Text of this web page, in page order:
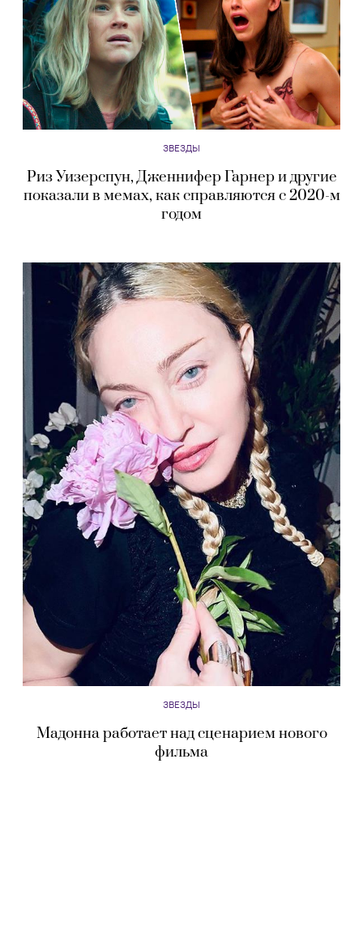
ЗВЕЗДЫ
Риз Уизерспун, Дженнифер Гарнер и другие
показали в мемах, как справляются с 2020-м
годом
ЗВЕЗДЫ
Мадонна работает над сценарием нового
фильма